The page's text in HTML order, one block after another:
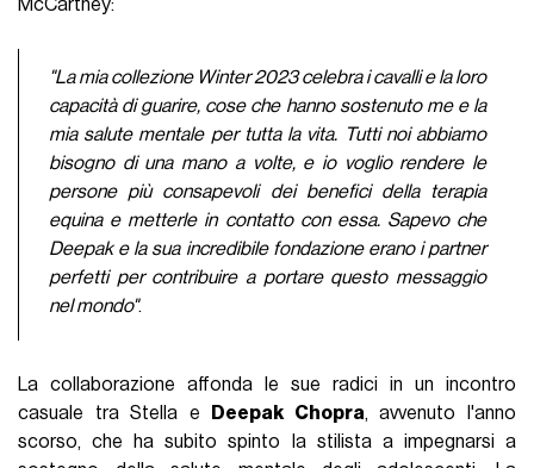
McCartney:
"La mia collezione Winter 2023 celebra i cavalli e la loro
capacità di guarire, cose che hanno sostenuto me e la
mia salute mentale per tutta la vita. Tutti noi abbiamo
bisogno di una mano a volte, e io voglio rendere le
persone più consapevoli dei benefici della terapia
equina e metterle in contatto con essa. Sapevo che
Deepak e la sua incredibile fondazione erano i partner
perfetti per contribuire a portare questo messaggio
nel mondo".
La collaborazione affonda le sue radici in un incontro
casuale tra Stella e
Deepak Chopra, avvenuto l'anno
scorso, che ha subito spinto la stilista a impegnarsi a